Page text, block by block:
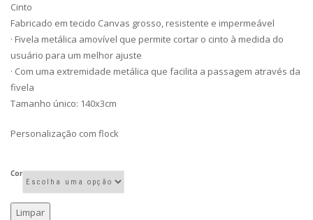
Cinto
Fabricado em tecido Canvas grosso, resistente e impermeável
· Fivela metálica amovível que permite cortar o cinto à medida do
usuário para um melhor ajuste
· Com uma extremidade metálica que facilita a passagem através da
fivela
Tamanho único: 140x3cm
Personalização com flock
Cor
Limpar